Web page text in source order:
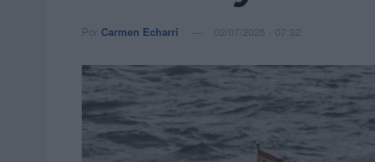
Por Carmen Echarri 02/07/2025 - 07:32